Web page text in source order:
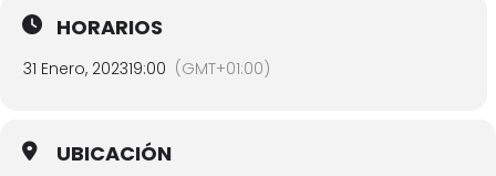
HORARIOS
31 Enero, 202319:00 (GMT+01:00)
UBICACIÓN